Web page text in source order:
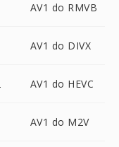
AV1 do RMVB
AV1 do DIVX
AV1 do HEVC
AV1 do M2V